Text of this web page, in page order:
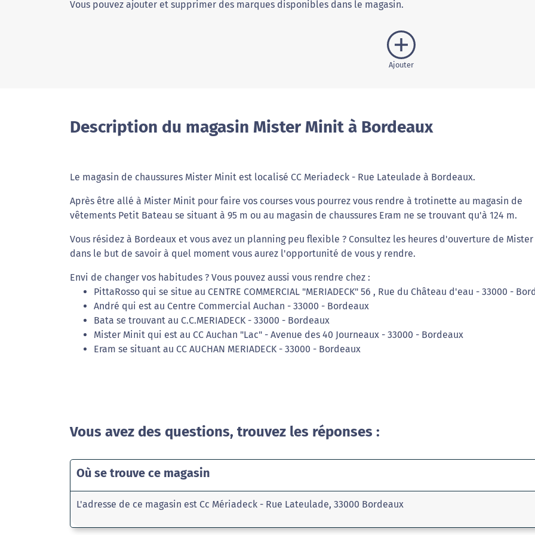
Vous pouvez ajouter et supprimer des marques disponibles dans le magasin.
Ajouter
Description du magasin Mister Minit à Bordeaux
Le magasin de chaussures Mister Minit est localisé CC Meriadeck - Rue Lateulade à Bordeaux.
Après être allé à Mister Minit pour faire vos courses vous pourrez vous rendre à trotinette au magasin de
vêtements Petit Bateau se situant à 95 m ou au magasin de chaussures Eram ne se trouvant qu'à 124 m.
Vous résidez à Bordeaux et vous avez un planning peu flexible ? Consultez les heures d'ouverture de
dans le but de savoir à quel moment vous aurez l'opportunité de vous y rendre.
Envi de changer vos habitudes ? Vous pouvez aussi vous rendre chez :
PittaRosso qui se situe au CENTRE COMMERCIAL "MERIADECK" 56 , Rue du Château d'eau - 33000 -
André qui est au Centre Commercial Auchan - 33000 - Bordeaux
Bata se trouvant au C.C.MERIADECK - 33000 - Bordeaux
Mister Minit qui est au CC Auchan "Lac" - Avenue des 40 Journeaux - 33000 - Bordeaux
Eram se situant au CC AUCHAN MERIADECK - 33000 - Bordeaux
Vous avez des questions, trouvez les réponses :
Où se trouve ce magasin
L'adresse de ce magasin est Cc Mériadeck - Rue Lateulade, 33000 Bordeaux